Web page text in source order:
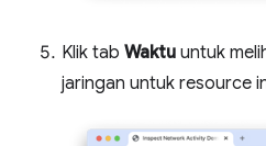
Klik tab Waktu untuk
jaringan untuk resource